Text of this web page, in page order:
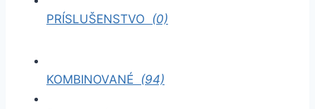
PRÍSLUŠENSTVO (0)
KOMBINOVANÉ (94)